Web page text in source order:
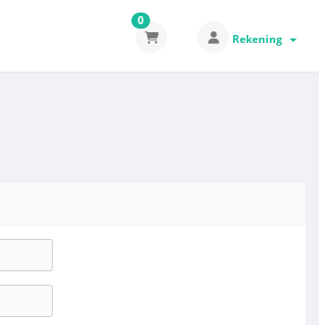
0
Rekening